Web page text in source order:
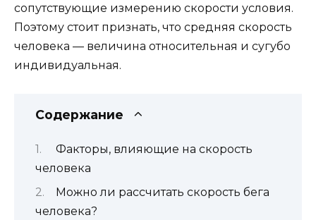
сопутствующие измерению скорости условия.
Поэтому стоит признать, что средняя скорость
человека — величина относительная и сугубо
индивидуальная.
Содержание
Факторы, влияющие на скорость
человека
Можно ли рассчитать скорость бега
человека?